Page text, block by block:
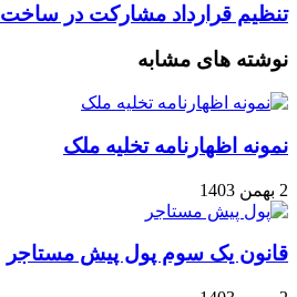
تنظیم قرارداد مشارکت در ساخت
نوشته های مشابه
نمونه اظهارنامه تخلیه ملک
2 بهمن 1403
قانون یک سوم پول پیش مستاجر